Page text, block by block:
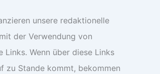
unsere redaktionelle
der Verwendung von
Links. Wenn über diese Links
zu Stande kommt, bekommen